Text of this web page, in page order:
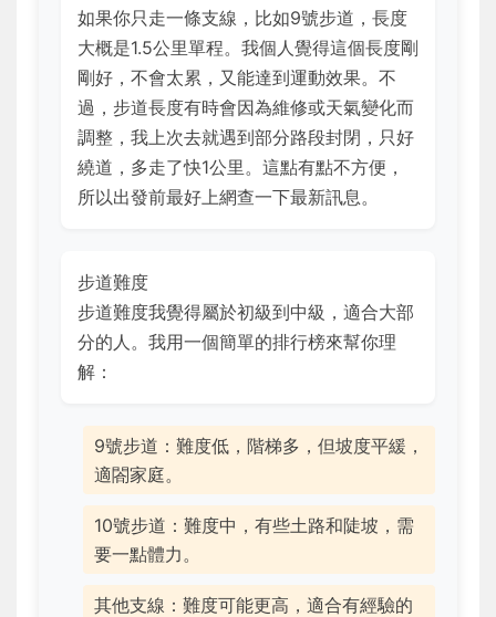
如果你只走一條支線，比如9號步道，長度
大概是1.5公里單程。我個人覺得這個長度剛
剛好，不會太累，又能達到運動效果。不
過，步道長度有時會因為維修或天氣變化而
調整，我上次去就遇到部分路段封閉，只好
繞道，多走了快1公里。這點有點不方便，
所以出發前最好上網查一下最新訊息。
步道難度
步道難度我覺得屬於初級到中級，適合大部
分的人。我用一個簡單的排行榜來幫你理
解：
9號步道：難度低，階梯多，但坡度平緩，
適閤家庭。
10號步道：難度中，有些土路和陡坡，需
要一點體力。
其他支線：難度可能更高，適合有經驗的